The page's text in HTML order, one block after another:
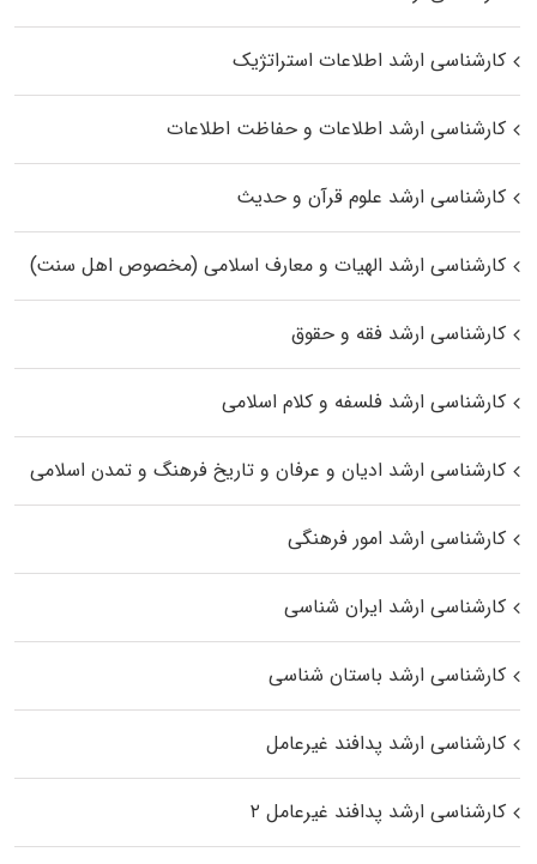
کارشناسی ارشد اطلاعات استراتژیک
کارشناسی ارشد اطلاعات و حفاظت اطلاعات
کارشناسی ارشد علوم قرآن و حدیث
کارشناسی ارشد الهیات و معارف اسلامی (مخصوص اهل سنت)
کارشناسی ارشد فقه و حقوق
کارشناسی ارشد فلسفه و کلام اسلامی
کارشناسی ارشد ادیان و عرفان و تاریخ فرهنگ و تمدن اسلامی
کارشناسی ارشد امور فرهنگی
کارشناسی ارشد ایران شناسی
کارشناسی ارشد باستان شناسی
کارشناسی ارشد پدافند غیرعامل
کارشناسی ارشد پدافند غیرعامل ۲